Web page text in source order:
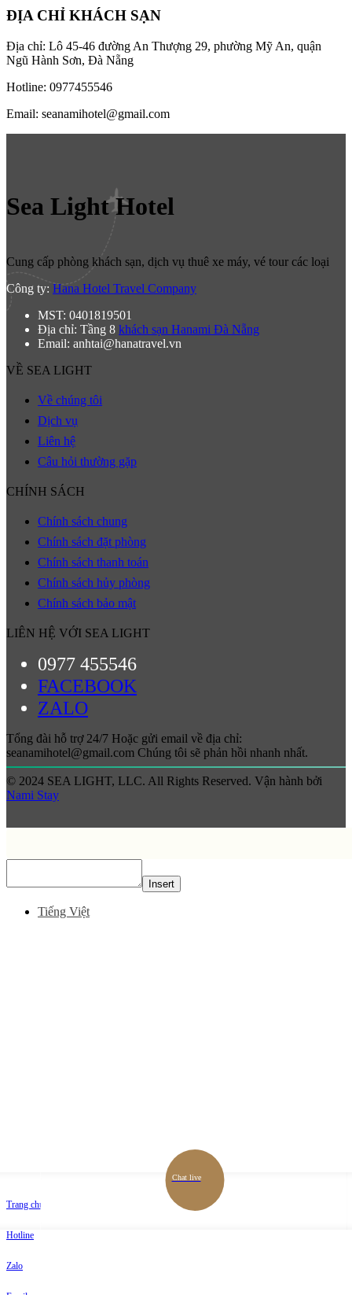
ĐỊA CHỈ KHÁCH SẠN
Địa chỉ: Lô 45-46 đường An Thượng 29, phường Mỹ An, quận
Ngũ Hành Sơn, Đà Nẵng
Hotline: 0977455546
Email: seanamihotel@gmail.com
Sea Light Hotel
Cung cấp phòng khách sạn, dịch vụ thuê xe máy, vé tour các loại
Công ty: Hana Hotel Travel Company
MST: 0401819501
Địa chỉ: Tầng 8 khách sạn Hanami Đà Nẵng
Email: anhtai@hanatravel.vn
VỀ SEA LIGHT
Về chúng tôi
Dịch vụ
Liên hệ
Câu hỏi thường gặp
CHÍNH SÁCH
Chính sách chung
Chính sách đặt phòng
Chính sách thanh toán
Chính sách hủy phòng
Chính sách bảo mật
LIÊN HỆ VỚI SEA LIGHT
0977 455546
FACEBOOK
ZALO
Tổng đài hỗ trợ 24/7 Hoặc gửi email về địa chỉ:
seanamihotel@gmail.com Chúng tôi sẽ phản hồi nhanh nhất.
© 2024 SEA LIGHT, LLC. All Rights Reserved. Vận hành bởi
Nami Stay
Trang chủ
Hotline
Chat live
Zalo
Insert
Tiếng Việt